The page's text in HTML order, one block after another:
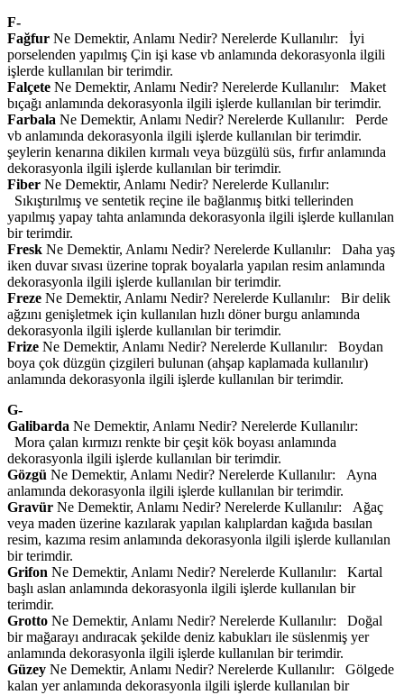
F-
Fağfur Ne Demektir, Anlamı Nedir? Nerelerde Kullanılır: İyi
porselenden yapılmış Çin işi kase vb anlamında dekorasyonla ilgili
işlerde kullanılan bir terimdir.
Falçete Ne Demektir, Anlamı Nedir? Nerelerde Kullanılır: Maket
bıçağı anlamında dekorasyonla ilgili işlerde kullanılan bir terimdir.
Farbala Ne Demektir, Anlamı Nedir? Nerelerde Kullanılır: Perde
vb anlamında dekorasyonla ilgili işlerde kullanılan bir terimdir.
şeylerin kenarına dikilen kırmalı veya büzgülü süs, fırfır anlamında
dekorasyonla ilgili işlerde kullanılan bir terimdir.
Fiber Ne Demektir, Anlamı Nedir? Nerelerde Kullanılır:
Sıkıştırılmış ve sentetik reçine ile bağlanmış bitki tellerinden
yapılmış yapay tahta anlamında dekorasyonla ilgili işlerde kullanılan
bir terimdir.
Fresk Ne Demektir, Anlamı Nedir? Nerelerde Kullanılır: Daha yaş
iken duvar sıvası üzerine toprak boyalarla yapılan resim anlamında
dekorasyonla ilgili işlerde kullanılan bir terimdir.
Freze Ne Demektir, Anlamı Nedir? Nerelerde Kullanılır: Bir delik
ağzını genişletmek için kullanılan hızlı döner burgu anlamında
dekorasyonla ilgili işlerde kullanılan bir terimdir.
Frize Ne Demektir, Anlamı Nedir? Nerelerde Kullanılır: Boydan
boya çok düzgün çizgileri bulunan (ahşap kaplamada kullanılır)
anlamında dekorasyonla ilgili işlerde kullanılan bir terimdir.
G-
Galibarda Ne Demektir, Anlamı Nedir? Nerelerde Kullanılır:
Mora çalan kırmızı renkte bir çeşit kök boyası anlamında
dekorasyonla ilgili işlerde kullanılan bir terimdir.
Gözgü Ne Demektir, Anlamı Nedir? Nerelerde Kullanılır: Ayna
anlamında dekorasyonla ilgili işlerde kullanılan bir terimdir.
Gravür Ne Demektir, Anlamı Nedir? Nerelerde Kullanılır: Ağaç
veya maden üzerine kazılarak yapılan kalıplardan kağıda basılan
resim, kazıma resim anlamında dekorasyonla ilgili işlerde kullanılan
bir terimdir.
Grifon Ne Demektir, Anlamı Nedir? Nerelerde Kullanılır: Kartal
başlı aslan anlamında dekorasyonla ilgili işlerde kullanılan bir
terimdir.
Grotto Ne Demektir, Anlamı Nedir? Nerelerde Kullanılır: Doğal
bir mağarayı andıracak şekilde deniz kabukları ile süslenmiş yer
anlamında dekorasyonla ilgili işlerde kullanılan bir terimdir.
Güzey Ne Demektir, Anlamı Nedir? Nerelerde Kullanılır: Gölgede
kalan yer anlamında dekorasyonla ilgili işlerde kullanılan bir